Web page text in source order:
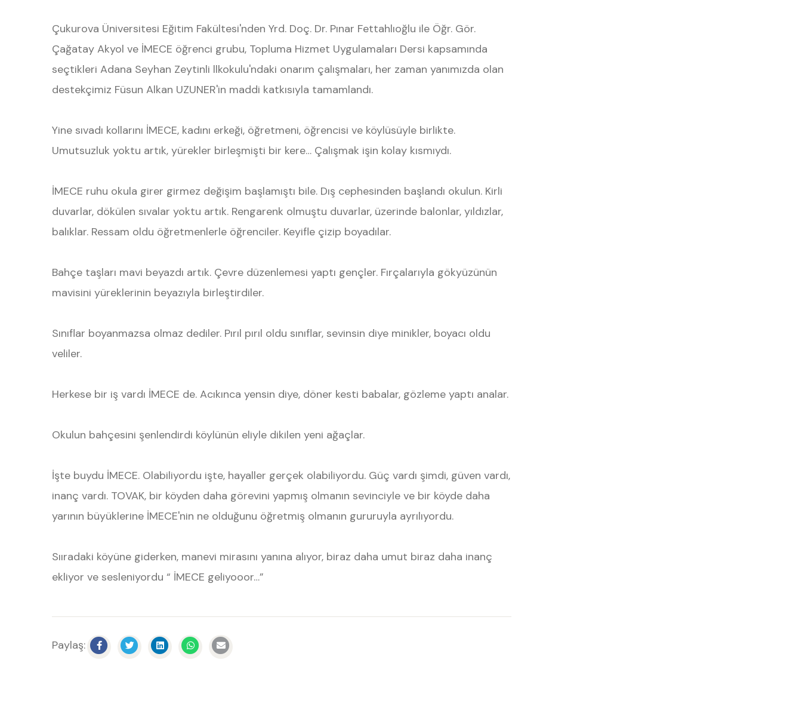
Çukurova Üniversitesi Eğitim Fakültesi'nden Yrd. Doç. Dr. Pınar Fettahlıoğlu ile Öğr. Gör.
Çağatay Akyol ve İMECE öğrenci grubu, Topluma Hizmet Uygulamaları Dersi kapsamında
seçtikleri Adana Seyhan Zeytinli llkokulu'ndaki onarım çalışmaları, her zaman yanımızda olan
destekçimiz Füsun Alkan UZUNER'in maddi katkısıyla tamamlandı.
Yine sıvadı kollarını İMECE, kadını erkeği, öğretmeni, öğrencisi ve köylüsüyle birlikte.
Umutsuzluk yoktu artık, yürekler birleşmişti bir kere… Çalışmak işin kolay kısmıydı.
İMECE ruhu okula girer girmez değişim başlamıştı bile. Dış cephesinden başlandı okulun. Kirli
duvarlar, dökülen sıvalar yoktu artık. Rengarenk olmuştu duvarlar, üzerinde balonlar, yıldızlar,
balıklar. Ressam oldu öğretmenlerle öğrenciler. Keyifle çizip boyadılar.
Bahçe taşları mavi beyazdı artık. Çevre düzenlemesi yaptı gençler. Fırçalarıyla gökyüzünün
mavisini yüreklerinin beyazıyla birleştirdiler.
Sınıflar boyanmazsa olmaz dediler. Pırıl pırıl oldu sınıflar, sevinsin diye minikler, boyacı oldu
veliler.
Herkese bir iş vardı İMECE de. Acıkınca yensin diye, döner kesti babalar, gözleme yaptı analar.
Okulun bahçesini şenlendirdi köylünün eliyle dikilen yeni ağaçlar.
İşte buydu İMECE. Olabiliyordu işte, hayaller gerçek olabiliyordu. Güç vardı şimdi, güven vardı,
inanç vardı. TOVAK, bir köyden daha görevini yapmış olmanın sevinciyle ve bir köyde daha
yarının büyüklerine İMECE'nin ne olduğunu öğretmiş olmanın gururuyla ayrılıyordu.
Sııradaki köyüne giderken, manevi mirasını yanına alıyor, biraz daha umut biraz daha inanç
ekliyor ve sesleniyordu “ İMECE geliyooor…”
Paylaş: